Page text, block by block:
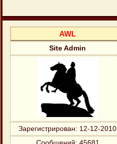
AWL
Site Admin
Зарегистрирован: 12-12-2010